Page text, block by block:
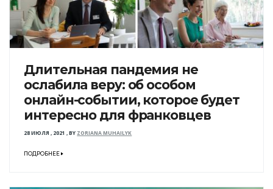
Длительная пандемия не
ослабила веру: об особом
онлайн-событии, которое будет
интересно для франковцев
28 ИЮЛЯ , 2021 ,BY ZORIANA MUHAILYK
ПОДРОБНЕЕ